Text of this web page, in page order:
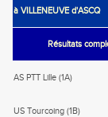
à VILLENEUVE d'ASCQ
Résultats
AS PTT Lille (1A)
US Tourcoing (1B)